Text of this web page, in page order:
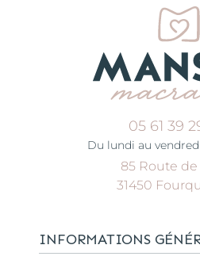
05 61 39
Du lundi au
85 Route de
31450
INFORMATIONS